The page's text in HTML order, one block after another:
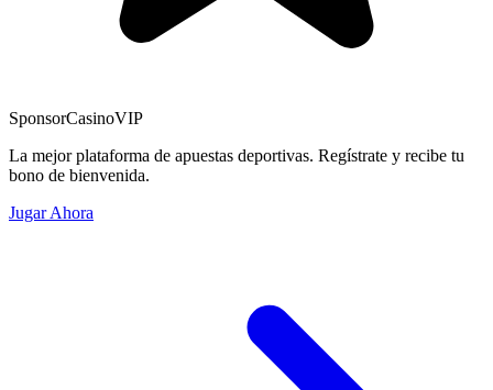
SponsorCasinoVIP
La mejor plataforma de apuestas deportivas. Regístrate y recibe tu
bono de bienvenida.
Jugar Ahora